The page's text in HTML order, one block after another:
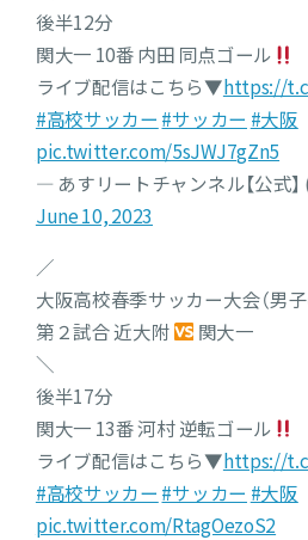
後半12分
関大一 10番 内田 同点ゴール
ライブ配信はこちら▼https://
#高校サッカー #サッカー #大阪
pic.twitter.com/5sJWJ7gZn5
— あすリートチャンネル【公式
June 10, 2023
／
大阪高校春季サッカー大会（男
第２試合 近大附
関大一
＼
後半17分
関大一 13番 河村 逆転ゴール
ライブ配信はこちら▼https://
#高校サッカー #サッカー #大阪
pic.twitter.com/RtagOezoS2